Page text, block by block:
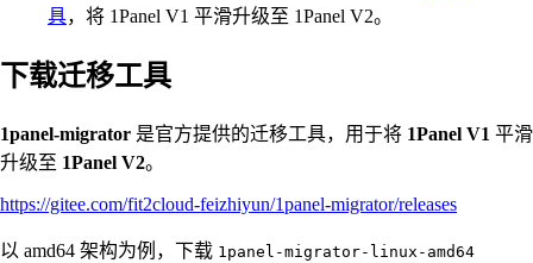
具，将 1Panel V1 平滑升级至 1Panel V2。
下载迁移工具
1panel-migrator 是官方提供的迁移工具，用于将 1Panel V1 平滑
升级至 1Panel V2。
https://gitee.com/fit2cloud-feizhiyun/1panel-migrator/releases
以 amd64 架构为例，下载 1panel-migrator-linux-amd64